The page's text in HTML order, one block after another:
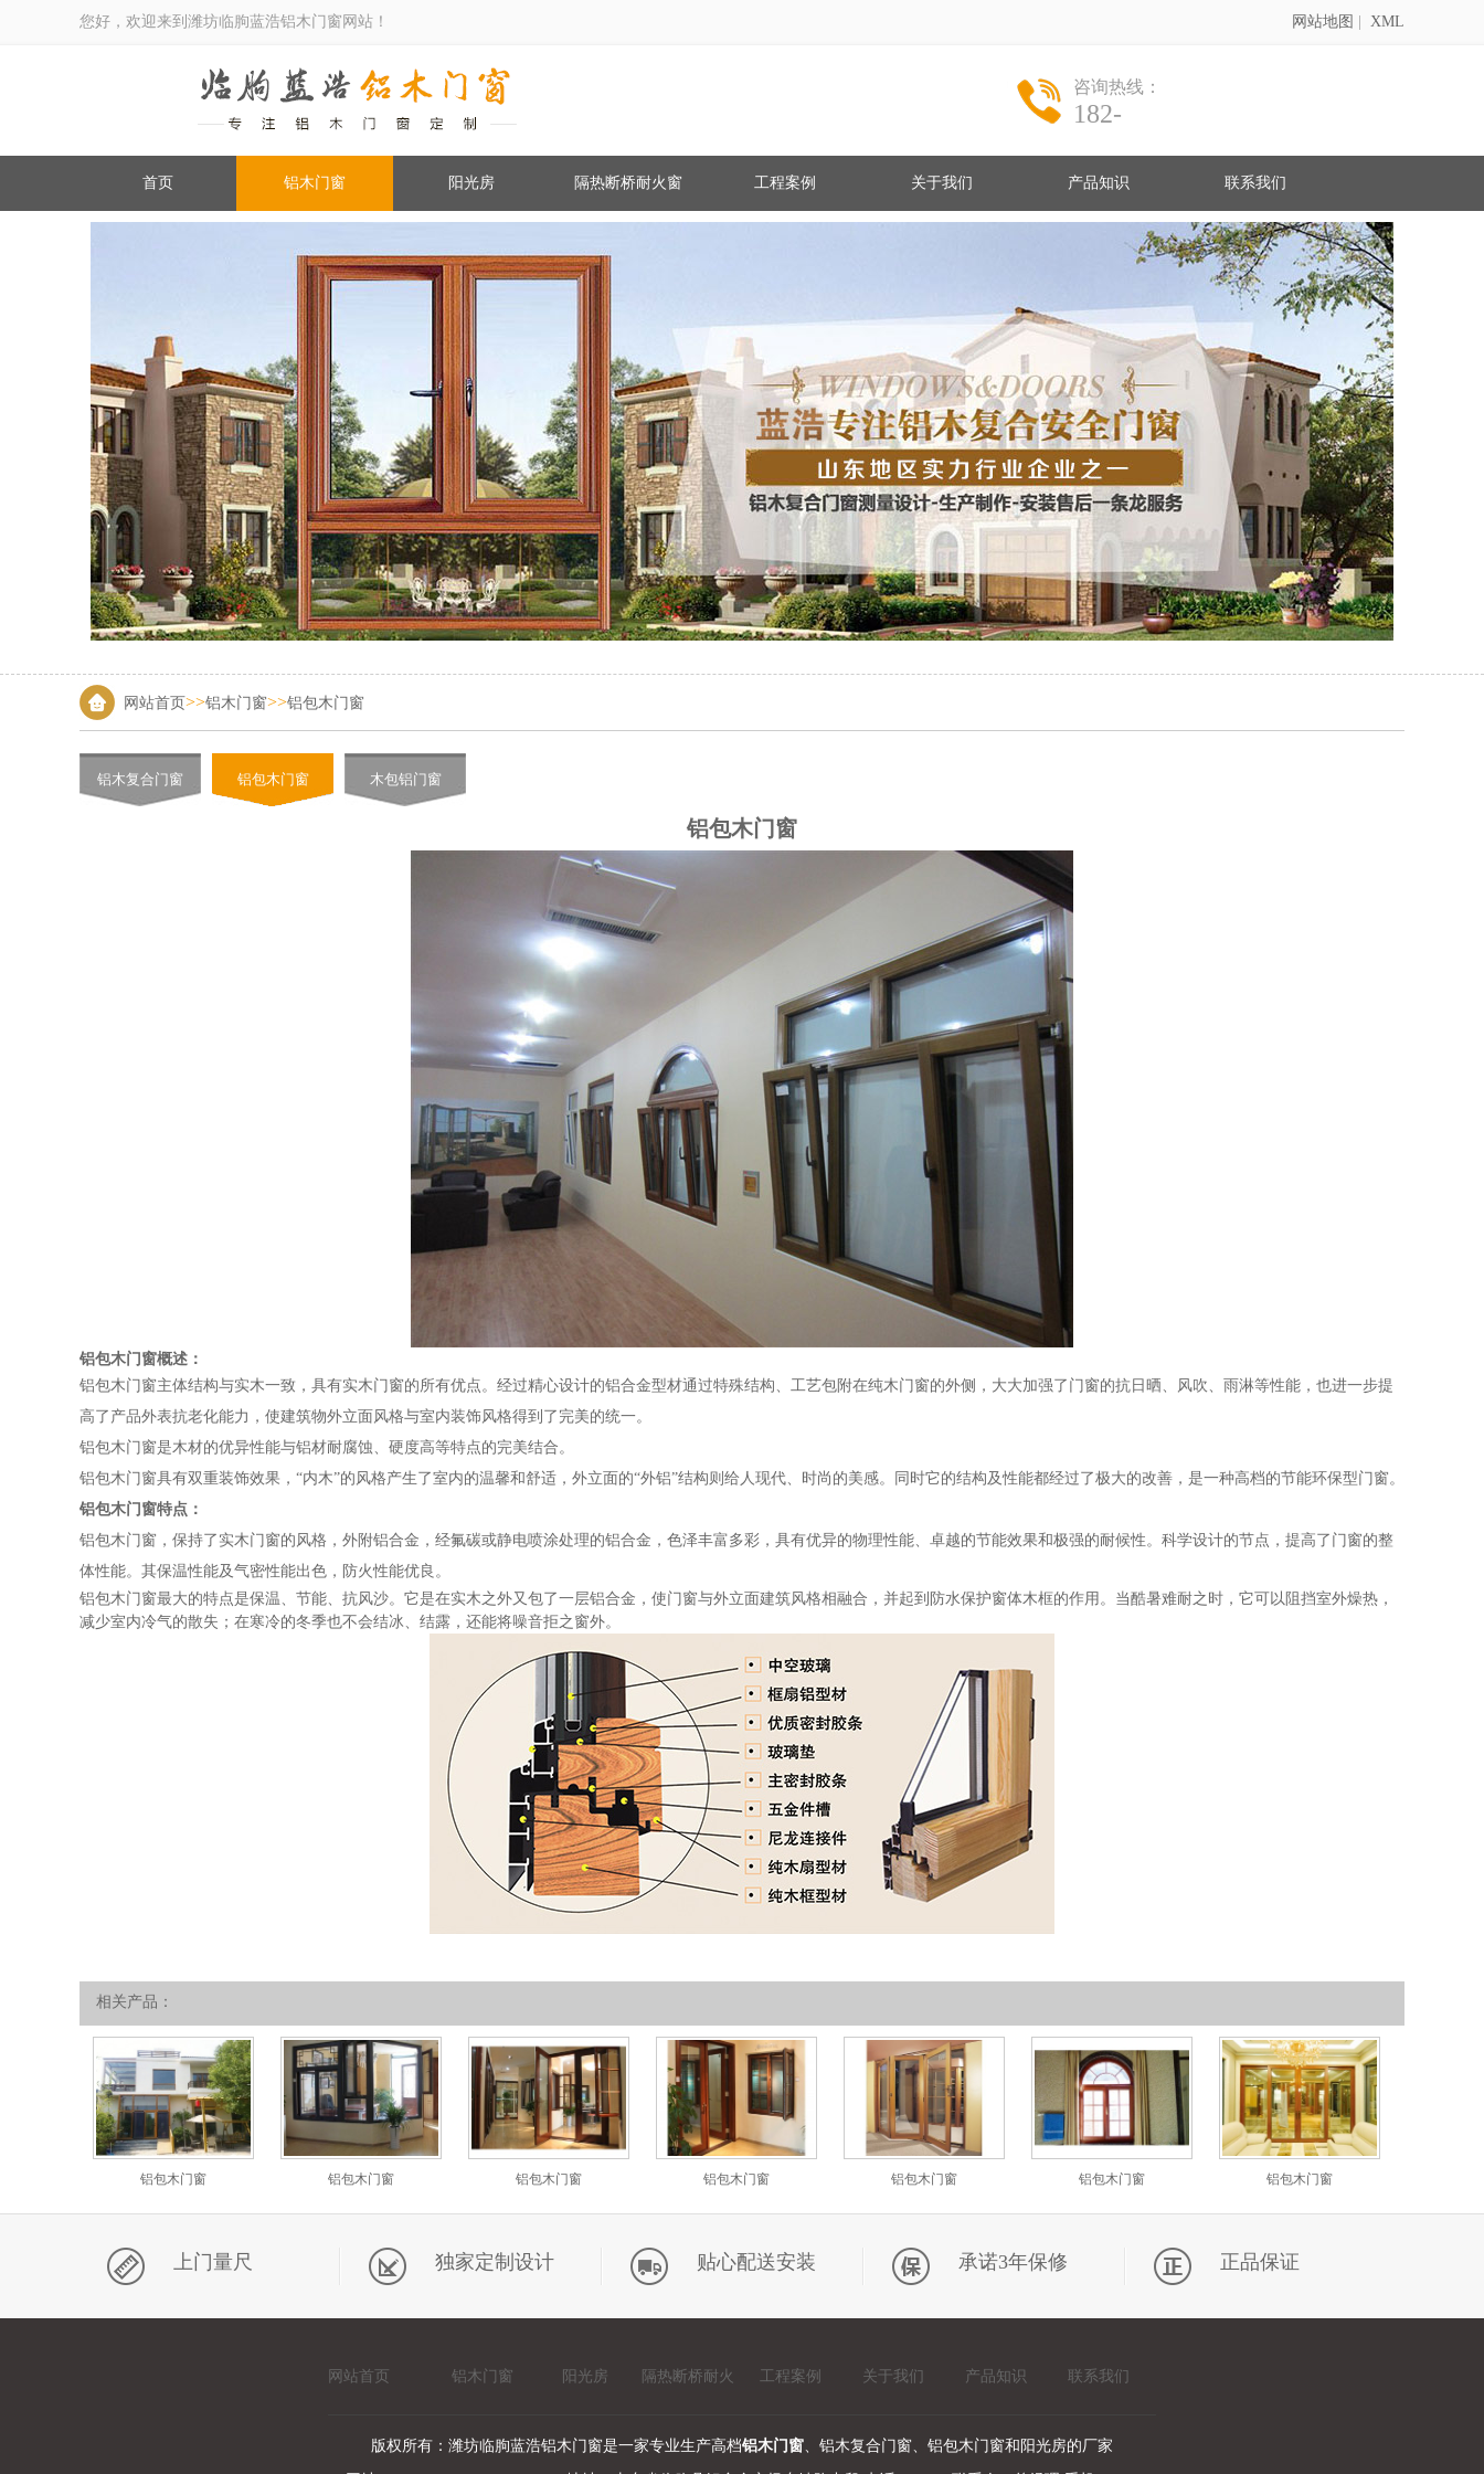
您好，欢迎来到潍坊临朐蓝浩铝木门窗网站！ 网站地图 XML
咨询热线：
182-
首页 铝木门窗 阳光房 隔热断桥耐火窗 工程案例 关于我们 产品知识 联系我们
网站首页 >>铝木门窗>>铝包木门窗
铝木复合门窗 铝包木门窗 木包铝门窗
铝包木门窗
铝包木门窗概述：
铝包木门窗主体结构与实木一致，具有实木门窗的所有优点。经过精心设计的铝合金型材通过特殊结构、工艺包附在纯木门窗的外侧，大大加强了门窗的抗日晒、风吹、雨淋等性能，也进一步提
高了产品外表抗老化能力，使建筑物外立面风格与室内装饰风格得到了完美的统一。
铝包木门窗是木材的优异性能与铝材耐腐蚀、硬度高等特点的完美结合。
铝包木门窗具有双重装饰效果，“内木”的风格产生了室内的温馨和舒适，外立面的“外铝”结构则给人现代、时尚的美感。同时它的结构及性能都经过了极大的改善，是一种高档的节能环保型门窗。
铝包木门窗特点：
铝包木门窗，保持了实木门窗的风格，外附铝合金，经氟碳或静电喷涂处理的铝合金，色泽丰富多彩，具有优异的物理性能、卓越的节能效果和极强的耐候性。科学设计的节点，提高了门窗的整
体性能。其保温性能及气密性能出色，防火性能优良。
铝包木门窗最大的特点是保温、节能、抗风沙。它是在实木之外又包了一层铝合金，使门窗与外立面建筑风格相融合，并起到防水保护窗体木框的作用。当酷暑难耐之时，它可以阻挡室外燥热，
减少室内冷气的散失；在寒冷的冬季也不会结冰、结露，还能将噪音拒之窗外。
相关产品：
铝包木门窗 铝包木门窗 铝包木门窗 铝包木门窗 铝包木门窗 铝包木门窗 铝包木门窗
上门量尺 独家定制设计 贴心配送安装 承诺3年保修 正品保证
网站首页 铝木门窗 阳光房 隔热断桥耐火 工程案例 关于我们 产品知识 联系我们
版权所有：潍坊临朐蓝浩铝木门窗是一家专业生产高档铝木门窗、铝木复合门窗、铝包木门窗和阳光房的厂家